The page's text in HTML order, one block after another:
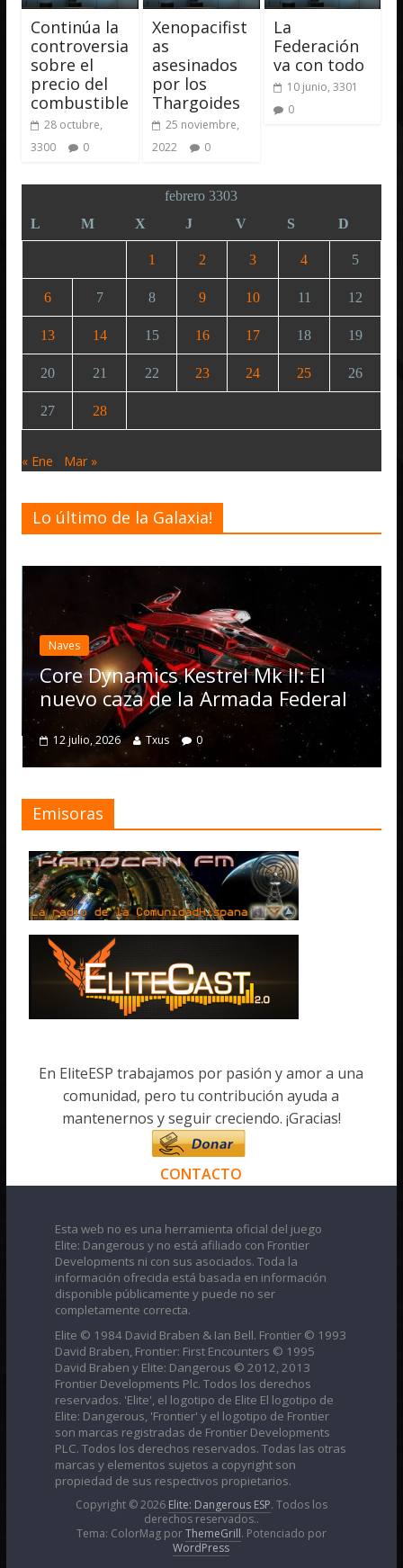
Continúa la
controversia
sobre el
precio del
combustible
28 octubre,
3300
0
Xenopacifist
as
asesinados
por los
Thargoides
25 noviembre,
2022
0
La
Federación
va con todo
10 junio, 3301
0
febrero 3303
L
M X J V S D
1 2 3 4 5
6 7 8 9 10 11 12
13 14 15 16 17 18 19
20 21 22 23 24 25 26
27 28
« Ene Mar »
Lo último de la Galaxia!
Naves
Core Dynamics Kestrel Mk II: El
nuevo caza de la Armada Federal
12 julio, 2026 Txus 0
Emisoras
En EliteESP trabajamos por pasión y amor a una
comunidad, pero tu contribución ayuda a
mantenernos y seguir creciendo. ¡Gracias!
CONTACTO
Esta web no es una herramienta oficial del juego
Elite: Dangerous y no está afiliado con Frontier
Developments ni con sus asociados. Toda la
información ofrecida está basada en información
disponible públicamente y puede no ser
completamente correcta.
Elite © 1984 David Braben & Ian Bell. Frontier © 1993
David Braben, Frontier: First Encounters © 1995
David Braben y Elite: Dangerous © 2012, 2013
Frontier Developments Plc. Todos los derechos
reservados. 'Elite', el logotipo de Elite El logotipo de
Elite: Dangerous, 'Frontier' y el logotipo de Frontier
son marcas registradas de Frontier Developments
PLC. Todos los derechos reservados. Todas las otras
marcas y elementos sujetos a copyright son
propiedad de sus respectivos propietarios.
Copyright © 2026 Elite: Dangerous ESP. Todos los
derechos reservados..
Tema: ColorMag porThemeGrill. Potenciado por
WordPress